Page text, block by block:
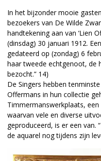
In het bijzonder mooie
bezoekers van De Wilde
handtekening aan van ‘Lien
(dinsdag) 30 januari 1912.
gedateerd op (zondag) 6
haar tweede echtgenoot, de
bezocht.” 14)
De Singers hebben
Offermans in hun collectie
Timmermanswerkplaats,
waarvan vele en diverse
geproduceerd, is er een van.
de aquarel nog tijdens zijn